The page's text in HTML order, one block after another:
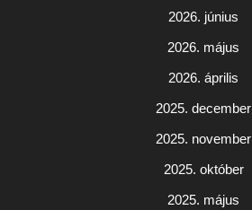
2026. június
2026. május
2026. április
2025. december
2025. november
2025. október
2025. május